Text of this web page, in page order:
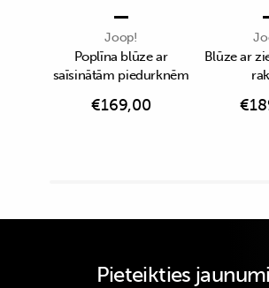
Joop!
Poplīna blūze ar
saīsinātām piedurknēm
€169,00
Blūze ar
€
Pieteikties